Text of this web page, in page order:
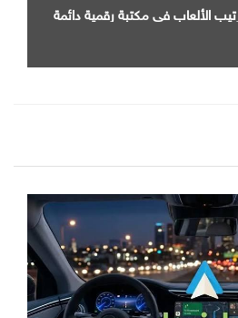
الألعاب في مكتبة رقمية دائمة